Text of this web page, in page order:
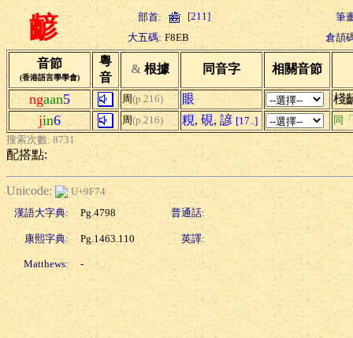
齴 部首: [211]
筆
大五碼: F8EB 倉頡
音節
(香港語言學學會)
粵
音
& 根據 同音字 相關音節
ngaan5 周(p.216) 眼 棧
jin6 周(p.216) 粯, 硯, 諺 [17..]
同
搜索次數: 8731
配搭點:
Unicode:
U+9F74
漢語大字典:
Pg.4798 普通話:
康熙字典: Pg.1463.110 英譯:
Matthews: -